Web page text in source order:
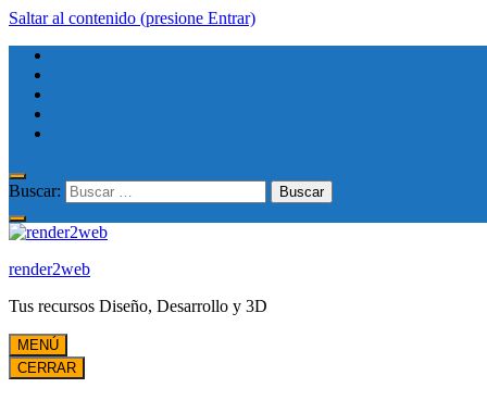
Saltar al contenido (presione Entrar)
Buscar:
render2web
Tus recursos Diseño, Desarrollo y 3D
MENÚ
CERRAR